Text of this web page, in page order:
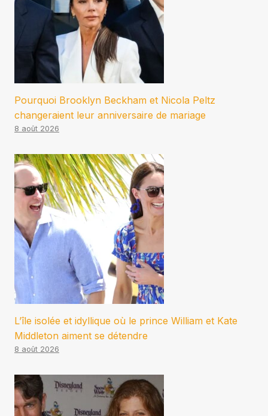
Pourquoi Brooklyn Beckham et Nicola Peltz
changeraient leur anniversaire de mariage
8 août 2026
L’île isolée et idyllique où le prince William et Kate
Middleton aiment se détendre
8 août 2026